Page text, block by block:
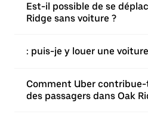
Est-il possible de se
Ridge sans voiture ?
: puis-je y louer une
Comment Uber
des passagers dans Oak